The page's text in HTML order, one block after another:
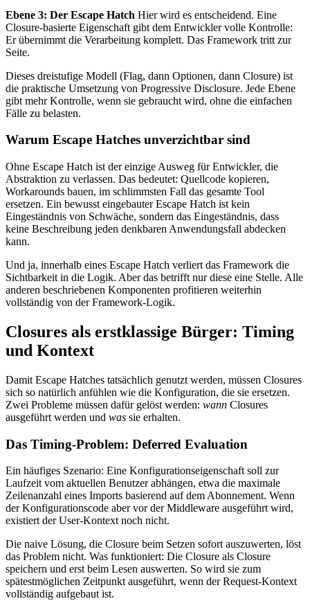
Ebene 3: Der Escape Hatch Hier wird es entscheidend. Eine
Closure-basierte Eigenschaft gibt dem Entwickler volle Kontrolle:
Er übernimmt die Verarbeitung komplett. Das Framework tritt zur
Seite.
Dieses dreistufige Modell (Flag, dann Optionen, dann Closure) ist
die praktische Umsetzung von Progressive Disclosure. Jede Ebene
gibt mehr Kontrolle, wenn sie gebraucht wird, ohne die einfachen
Fälle zu belasten.
Warum Escape Hatches unverzichtbar sind
Ohne Escape Hatch ist der einzige Ausweg für Entwickler, die
Abstraktion zu verlassen. Das bedeutet: Quellcode kopieren,
Workarounds bauen, im schlimmsten Fall das gesamte Tool
ersetzen. Ein bewusst eingebauter Escape Hatch ist kein
Eingeständnis von Schwäche, sondern das Eingeständnis, dass
keine Beschreibung jeden denkbaren Anwendungsfall abdecken
kann.
Und ja, innerhalb eines Escape Hatch verliert das Framework die
Sichtbarkeit in die Logik. Aber das betrifft nur diese eine Stelle. Alle
anderen beschriebenen Komponenten profitieren weiterhin
vollständig von der Framework-Logik.
Closures als erstklassige Bürger: Timing
und Kontext
Damit Escape Hatches tatsächlich genutzt werden, müssen Closures
sich so natürlich anfühlen wie die Konfiguration, die sie ersetzen.
Zwei Probleme müssen dafür gelöst werden: wann Closures
ausgeführt werden und was sie erhalten.
Das Timing-Problem: Deferred Evaluation
Ein häufiges Szenario: Eine Konfigurationseigenschaft soll zur
Laufzeit vom aktuellen Benutzer abhängen, etwa die maximale
Zeilenanzahl eines Imports basierend auf dem Abonnement. Wenn
der Konfigurationscode aber vor der Middleware ausgeführt wird,
existiert der User-Kontext noch nicht.
Die naive Lösung, die Closure beim Setzen sofort auszuwerten, löst
das Problem nicht. Was funktioniert: Die Closure als Closure
speichern und erst beim Lesen auswerten. So wird sie zum
spätestmöglichen Zeitpunkt ausgeführt, wenn der Request-Kontext
vollständig aufgebaut ist.